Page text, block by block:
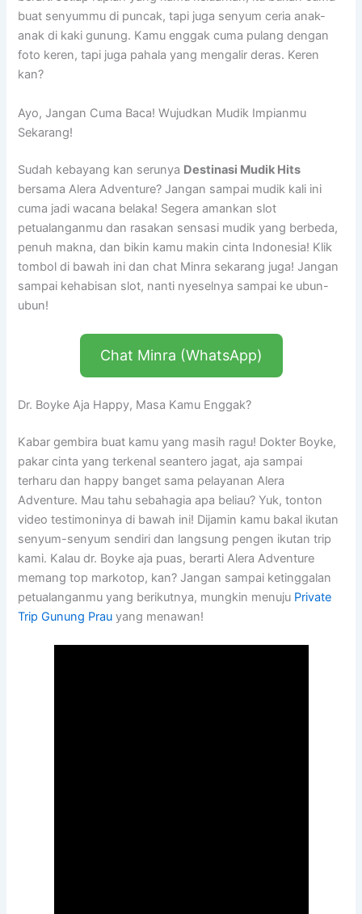
buat senyummu di puncak, tapi juga senyum ceria anak-
anak di kaki gunung. Kamu enggak cuma pulang dengan
foto keren, tapi juga pahala yang mengalir deras. Keren
kan?
Ayo, Jangan Cuma Baca! Wujudkan Mudik Impianmu
Sekarang!
Sudah kebayang kan serunya Destinasi Mudik Hits
bersama Alera Adventure? Jangan sampai mudik kali ini
cuma jadi wacana belaka! Segera amankan slot
petualanganmu dan rasakan sensasi mudik yang berbeda,
penuh makna, dan bikin kamu makin cinta Indonesia! Klik
tombol di bawah ini dan chat Minra sekarang juga! Jangan
sampai kehabisan slot, nanti nyeselnya sampai ke ubun-
ubun!
Chat Minra (WhatsApp)
Dr. Boyke Aja Happy, Masa Kamu Enggak?
Kabar gembira buat kamu yang masih ragu! Dokter Boyke,
pakar cinta yang terkenal seantero jagat, aja sampai
terharu dan happy banget sama pelayanan Alera
Adventure. Mau tahu sebahagia apa beliau? Yuk, tonton
video testimoninya di bawah ini! Dijamin kamu bakal ikutan
senyum-senyum sendiri dan langsung pengen ikutan trip
kami. Kalau dr. Boyke aja puas, berarti Alera Adventure
memang top markotop, kan? Jangan sampai ketinggalan
petualanganmu yang berikutnya, mungkin menuju Private
Trip Gunung Prau yang menawan!